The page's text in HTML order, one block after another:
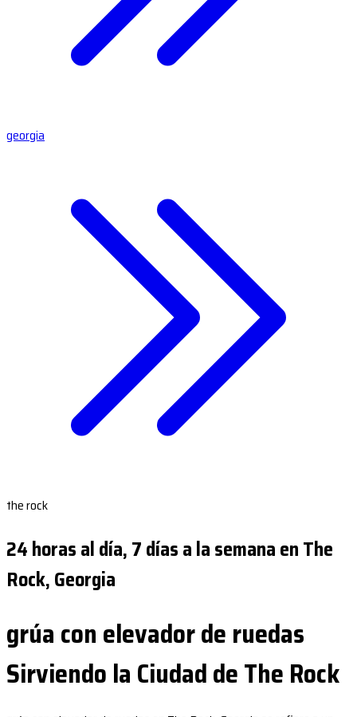
georgia
the rock
24 horas al día, 7 días a la semana en The
Rock, Georgia
grúa con elevador de ruedas
Sirviendo la Ciudad de The Rock